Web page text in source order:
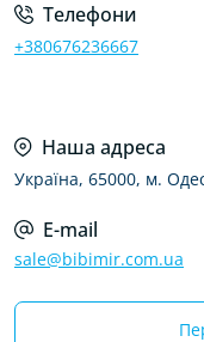
Телефони
+380676236667
Наша адреса
Україна, 65000, м.
E-mail
sale@bibimir.com.ua